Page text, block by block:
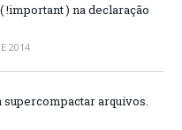
!important ) na declaração
2014
arquivos.